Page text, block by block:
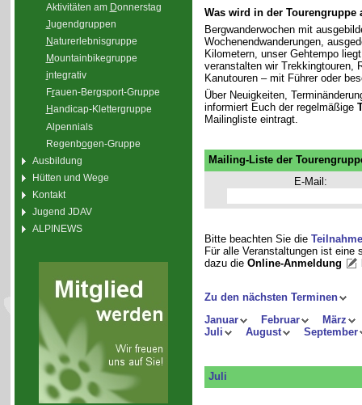
Aktivitäten am Donnerstag
Jugendgruppen
Naturerlebnisgruppe
Mountainbikegruppe
integrativ
Frauen-Bergsport-Gruppe
Handicap-Klettergruppe
Alpennials
Regenbogen-Gruppe
Ausbildung
Hütten und Wege
Kontakt
Jugend JDAV
ALPINEWS
Was wird in der Tourengruppe
Bergwanderwochen mit
Wochenendwanderungen,
Kilometern, unser Gehtempo
veranstalten wir Trekkingtouren,
Kanutouren – mit Führer oder
Über Neuigkeiten,
informiert Euch der regelmäßige
Mailingliste eintragt.
Mailing-Liste der
E-Mail:
Bitte beachten Sie die
Für alle Veranstaltungen ist
dazu die Online-Anmeldung
Zu den nächsten Terminen
Januar
Februar
März
Juli
August September
Juli